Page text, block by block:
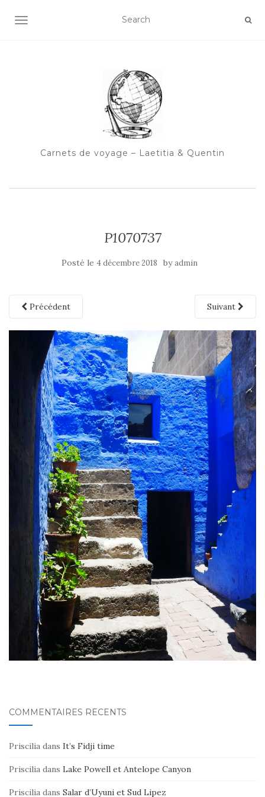
OUVRIR/FERMER LA NAVIGATION
Carnets de voyage – Laetitia & Quentin
P1070737
Posté le 4 décembre 2018 byadmin
Précédent Suivant
COMMENTAIRES RÉCENTS
Priscilia dans It’s Fidji time
Priscilia dans Lake Powell et Antelope Canyon
Priscilia dans Salar d’Uyuni et Sud Lipez